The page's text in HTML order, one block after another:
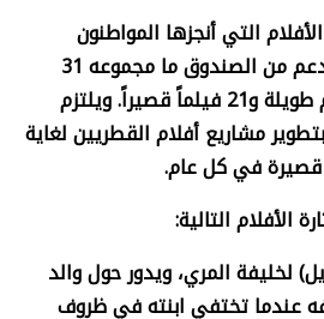
التي أنجزها المواطنون
القطريون وحصلت على دعم من الصندوق ما مجموعه 31
فيلماً من بينها 10 أفلام طويلة و21 فيلماً قصيراً. ويلتزم
مشاريع أفلام القطريين لغاية
الأفلام التالية:
لخليفة المري، ويدور حول والد
عندما تختفي ابنته في ظروف